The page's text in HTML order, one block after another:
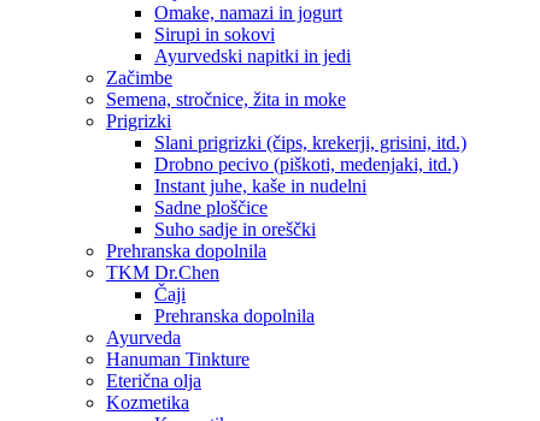
Omake, namazi in jogurt
Sirupi in sokovi
Ayurvedski napitki in jedi
Začimbe
Semena, stročnice, žita in moke
Prigrizki
Slani prigrizki (čips, krekerji, grisini, itd.)
Drobno pecivo (piškoti, medenjaki, itd.)
Instant juhe, kaše in nudelni
Sadne ploščice
Suho sadje in oreščki
Prehranska dopolnila
TKM Dr.Chen
Čaji
Prehranska dopolnila
Ayurveda
Hanuman Tinkture
Eterična olja
Kozmetika